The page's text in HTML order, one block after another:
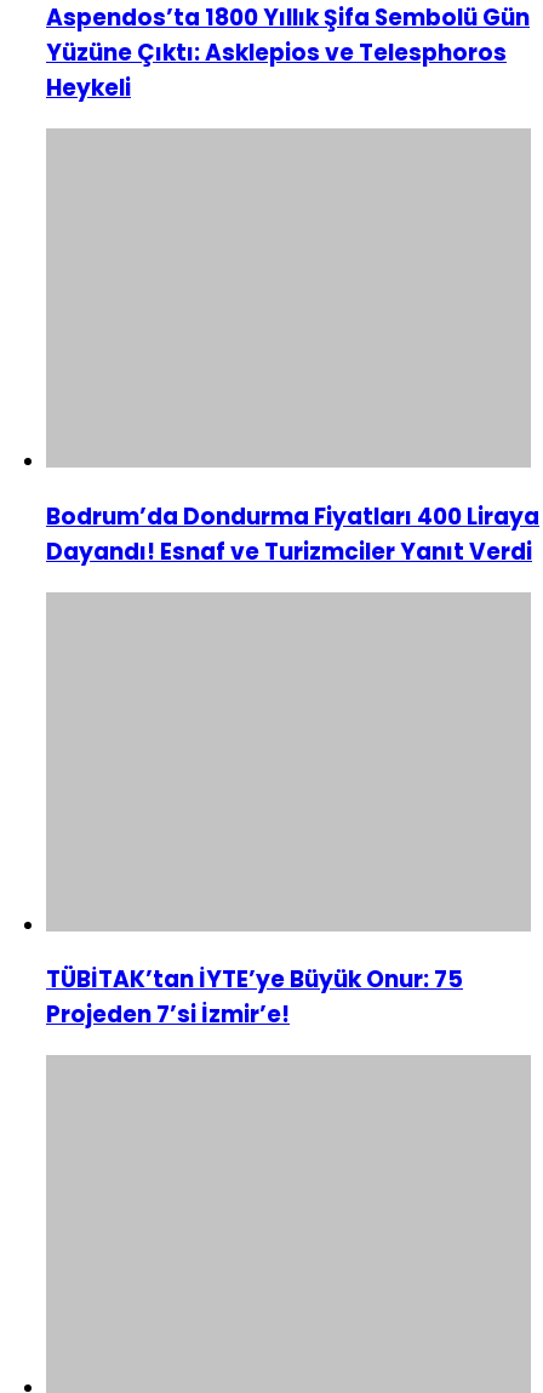
Aspendos’ta 1800 Yıllık Şifa Sembolü Gün
Yüzüne Çıktı: Asklepios ve Telesphoros
Heykeli
Bodrum’da Dondurma Fiyatları 400 Liraya
Dayandı! Esnaf ve Turizmciler Yanıt Verdi
TÜBİTAK’tan İYTE’ye Büyük Onur: 75
Projeden 7’si İzmir’e!